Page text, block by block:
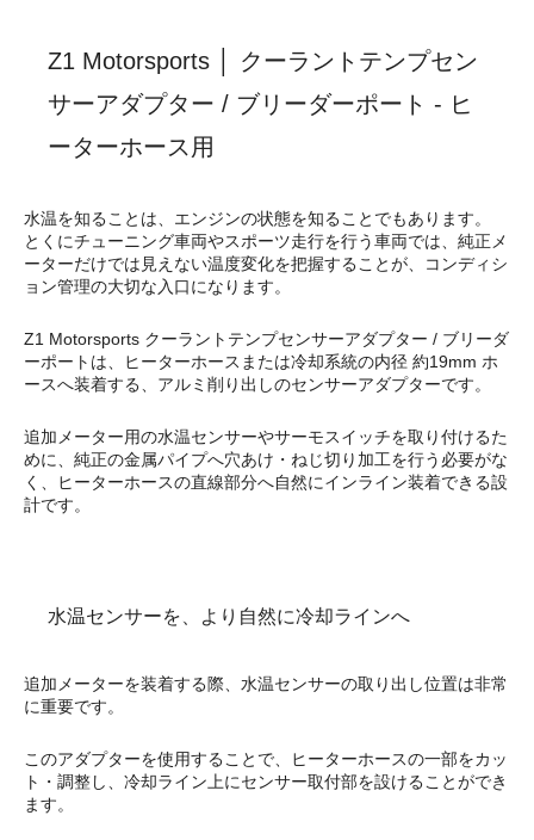
Z1 Motorsports │ クーラントテンプセン
サーアダプター / ブリーダーポート - ヒ
ーターホース用
水温を知ることは、エンジンの状態を知ることでもあります。
とくにチューニング車両やスポーツ走行を行う車両では、純正メ
ーターだけでは見えない温度変化を把握することが、コンディシ
ョン管理の大切な入口になります。
Z1 Motorsports クーラントテンプセンサーアダプター / ブリーダ
ーポートは、ヒーターホースまたは冷却系統の内径 約19mm ホ
ースへ装着する、アルミ削り出しのセンサーアダプターです。
追加メーター用の水温センサーやサーモスイッチを取り付けるた
めに、純正の金属パイプへ穴あけ・ねじ切り加工を行う必要がな
く、ヒーターホースの直線部分へ自然にインライン装着できる設
計です。
水温センサーを、より自然に冷却ラインへ
追加メーターを装着する際、水温センサーの取り出し位置は非常
に重要です。
このアダプターを使用することで、ヒーターホースの一部をカッ
ト・調整し、冷却ライン上にセンサー取付部を設けることができ
ます。